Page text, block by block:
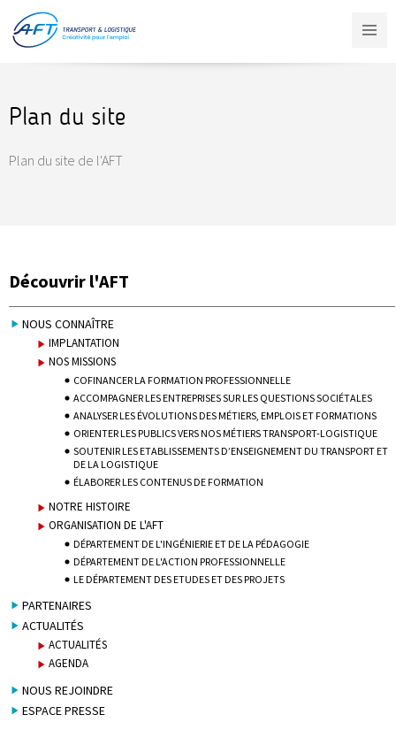
contenu
principal
Plan du site
Plan du site de l'AFT
Découvrir l'AFT
NOUS CONNAÎTRE
IMPLANTATION
NOS MISSIONS
COFINANCER LA FORMATION PROFESSIONNELLE
ACCOMPAGNER LES ENTREPRISES SUR LES QUESTIONS SOCIÉTALES
ANALYSER LES ÉVOLUTIONS DES MÉTIERS, EMPLOIS ET FORMATIONS
ORIENTER LES PUBLICS VERS NOS MÉTIERS TRANSPORT-LOGISTIQUE
SOUTENIR LES ETABLISSEMENTS D’ENSEIGNEMENT DU TRANSPORT ET
DE LA LOGISTIQUE
ÉLABORER LES CONTENUS DE FORMATION
NOTRE HISTOIRE
ORGANISATION DE L'AFT
DÉPARTEMENT DE L'INGÉNIERIE ET DE LA PÉDAGOGIE
DÉPARTEMENT DE L'ACTION PROFESSIONNELLE
LE DÉPARTEMENT DES ETUDES ET DES PROJETS
PARTENAIRES
ACTUALITÉS
ACTUALITÉS
AGENDA
NOUS REJOINDRE
ESPACE PRESSE